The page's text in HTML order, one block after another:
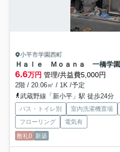
小平市学園西町
Ｈａｌｅ Ｍｏａｎａ 一橋学園
6.6万円 管理/共益費5,000円
2階 / 20.06㎡ / 1K /予定
武蔵野線「新小平」駅 徒歩24分
バス・トイレ別 室内洗濯機置場
フローリング
電気有
敷礼0 新築